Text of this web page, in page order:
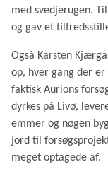
med svedjerugen.
og gav et
Også Karsten
op, hver gang der
faktisk Aurions
dyrkes på Livø,
emmer og nøgen
jord til
meget optagede af.